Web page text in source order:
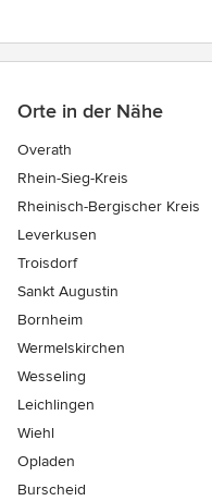
Orte in der Nähe
Overath
Rhein-Sieg-Kreis
Rheinisch-Bergischer Kreis
Leverkusen
Troisdorf
Sankt Augustin
Bornheim
Wermelskirchen
Wesseling
Leichlingen
Wiehl
Opladen
Burscheid